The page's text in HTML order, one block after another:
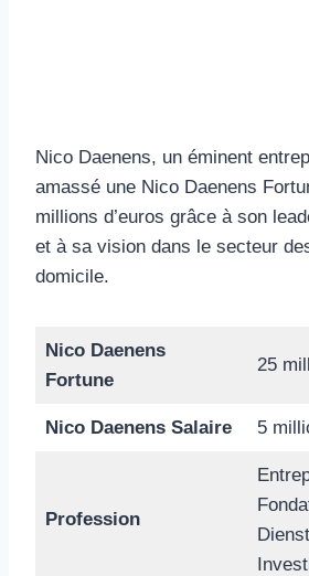
Nico Daenens, un éminent
amassé une Nico Daenens
millions d’euros grâce à son
et à sa vision dans le secteur
domicile.
Nico Daenens
Fortune
25
Nico Daenens Salaire 5
Profession